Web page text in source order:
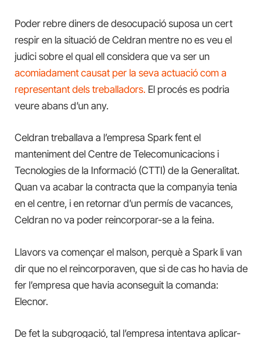
Poder rebre diners de desocupació suposa un cert
respir en la situació de Celdran mentre no es veu el
judici sobre el qual ell considera que va ser un
acomiadament causat per la seva actuació com a
representant dels treballadors. El procés es podria
veure abans d’un any.
Celdran treballava a l’empresa Spark fent el
manteniment del Centre de Telecomunicacions i
Tecnologies de la Informació (CTTI) de la Generalitat.
Quan va acabar la contracta que la companyia tenia
en el centre, i en retornar d’un permís de vacances,
Celdran no va poder reincorporar-se a la feina.
Llavors va començar el malson, perquè a Spark li van
dir que no el reincorporaven, que si de cas ho havia de
fer l’empresa que havia aconseguit la comanda:
Elecnor.
De fet la subgrogació, tal l’empresa intentava aplicar-